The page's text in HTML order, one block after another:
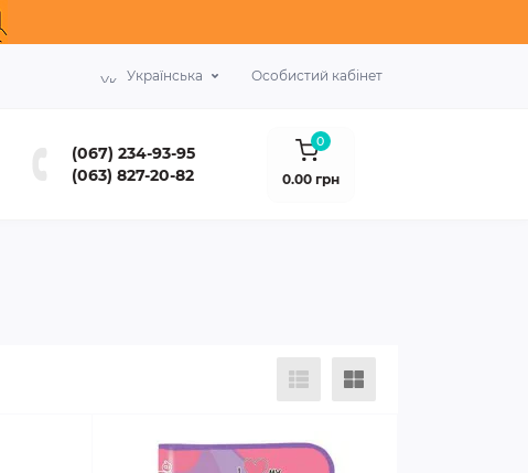
Українська Особистий кабінет
(067) 234-93-95
(063) 827-20-82
0
0.00 грн